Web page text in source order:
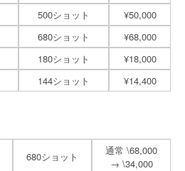
500ショット
¥50,000
680ショット
¥68,000
180ショット
¥18,000
144ショット ¥14,400
680ショット
通常 \68,000
→ \34,000